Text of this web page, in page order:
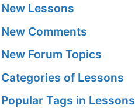
New Lessons
New Comments
New Forum Topics
Categories of Lessons
Popular Tags in Lessons